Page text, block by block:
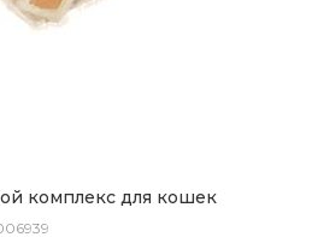
комплекс для кошек